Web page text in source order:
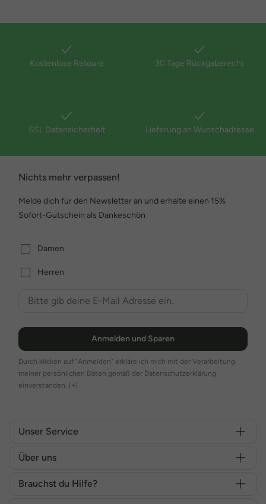
Kostenlose Retoure 30 Tage Rückgaberecht
SSL Datensicherheit Lieferung an Wunschadresse
Nichts mehr verpassen!
Melde dich für den Newsletter an und erhalte einen 15%
Sofort-Gutschein als Dankeschön
Damen
Herren
Anmelden und Sparen
Durch klicken auf "Anmelden" erkläre ich mich mit der Verarbeitung
meiner persönlichen Daten gemäß der Datenschutzerklärung
einverstanden. [+]
Unser Service
Über uns
Brauchst du Hilfe?